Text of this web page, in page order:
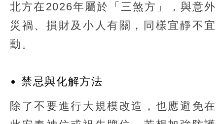
北方在2026年屬於「三煞方」，與意外
災禍、損財及小人有關，同樣宜靜不宜
動。
禁忌與化解方法
除了不要進行大規模改造，也應避免在